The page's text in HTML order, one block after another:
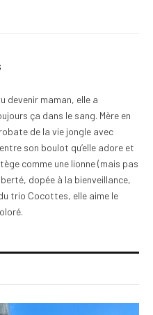
devenir maman, elle a
ça dans le sang. Mère en
de la vie jongle avec
son boulot qu’elle adore et
comme une lionne (mais pas
dopée à la bienveillance,
trio Cocottes, elle aime le